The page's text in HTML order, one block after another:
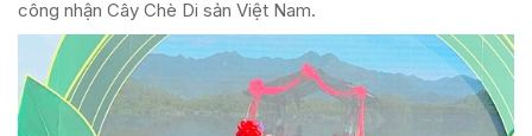
công nhận Cây Chè Di sản Việt Nam.